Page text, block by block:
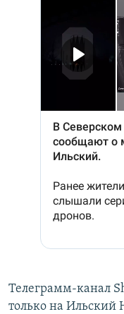
Телеграмм-канал
только на